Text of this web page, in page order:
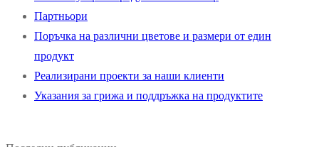
Партньори
Поръчка на различни цветове и размери от един
продукт
Реализирани проекти за наши клиенти
Указания за грижа и поддръжка на продуктите